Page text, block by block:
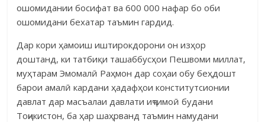
ошомидании босифат ва 600 000 нафар бо оби
ошомидани бехатар таъмин гардид.
Дар кори ҳамоиш иштирокдорони он изҳор
доштанд, ки татбиқи ташаббусҳои Пешвоми миллат,
муҳтарам Эмомалӣ Раҳмон дар соҳаи обу беҳдошт
барои амалӣ кар­дани ҳадафҳои конститут­сионии
давлат дар масъалаи давлати иҷ­тимоӣ будани
Тоҷикистон, ба ҳар шаҳрванд таъмин намудани